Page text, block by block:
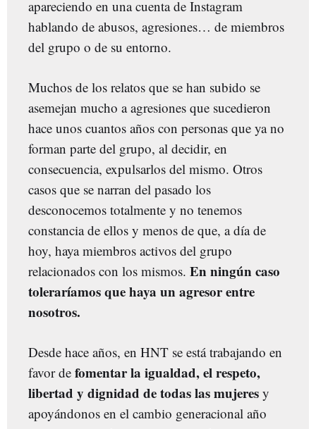
apareciendo en una cuenta de Instagram
hablando de abusos, agresiones… de miembros
del grupo o de su entorno.
Muchos de los relatos que se han subido se
asemejan mucho a agresiones que sucedieron
hace unos cuantos años con personas que ya no
forman parte del grupo, al decidir, en
consecuencia, expulsarlos del mismo. Otros
casos que se narran del pasado los
desconocemos totalmente y no tenemos
constancia de ellos y menos de que, a día de
hoy, haya miembros activos del grupo
relacionados con los mismos. En ningún caso
toleraríamos que haya un agresor entre
nosotros.
Desde hace años, en HNT se está trabajando en
favor de fomentar la igualdad, el respeto,
libertad y dignidad de todas las mujeres y
apoyándonos en el cambio generacional año